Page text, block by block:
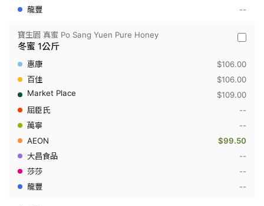
--
寶
園
真
蜜
Sang
Honey
冬
蜜
公
寶生園 真蜜 Po Sang Yuen Pure Honey
冬蜜 1公斤
$106.00
$106.00
$109.00
--
--
$99.50
--
--
--